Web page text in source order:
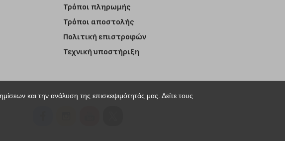
Τρόποι πληρωμής
Τρόποι αποστολής
Πολιτική επιστροφών
Τεχνική υποστήριξη
και την ανάλυση της επισκεψιμότητάς μας. Δείτε τους